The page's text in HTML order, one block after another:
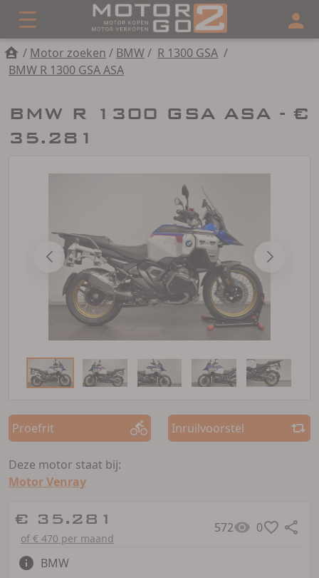
/ Motor zoeken / BMW/ R 1300 GSA /
BMW R 1300 GSA ASA
BMW R 1300 GSA ASA - €
35.281
Proefrit Inruilvoorstel
Deze motor staat bij:
Motor Venray
€ 35.281
of € 470 per maand
572 0
BMW